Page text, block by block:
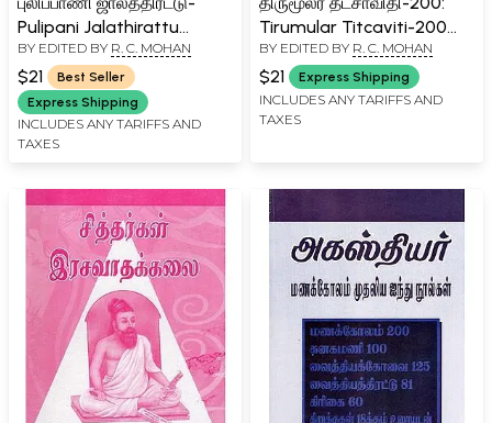
Pulipani Jalathirattu
(Source and Text in Tamil)
BY EDITED BY R. C. MOHAN
$21
Best Seller
Express Shipping
INCLUDES ANY TARIFFS AND
TAXES
Tirumular Titcaviti-200
(Mutaliya Nulkal in Tamil)
BY EDITED BY R. C. MOHAN
$21 Express Shipping
INCLUDES ANY TARIFFS AND
TAXES